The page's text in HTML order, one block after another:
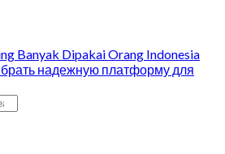
Banyak Dipakai Orang Indonesia
надежную платформу для